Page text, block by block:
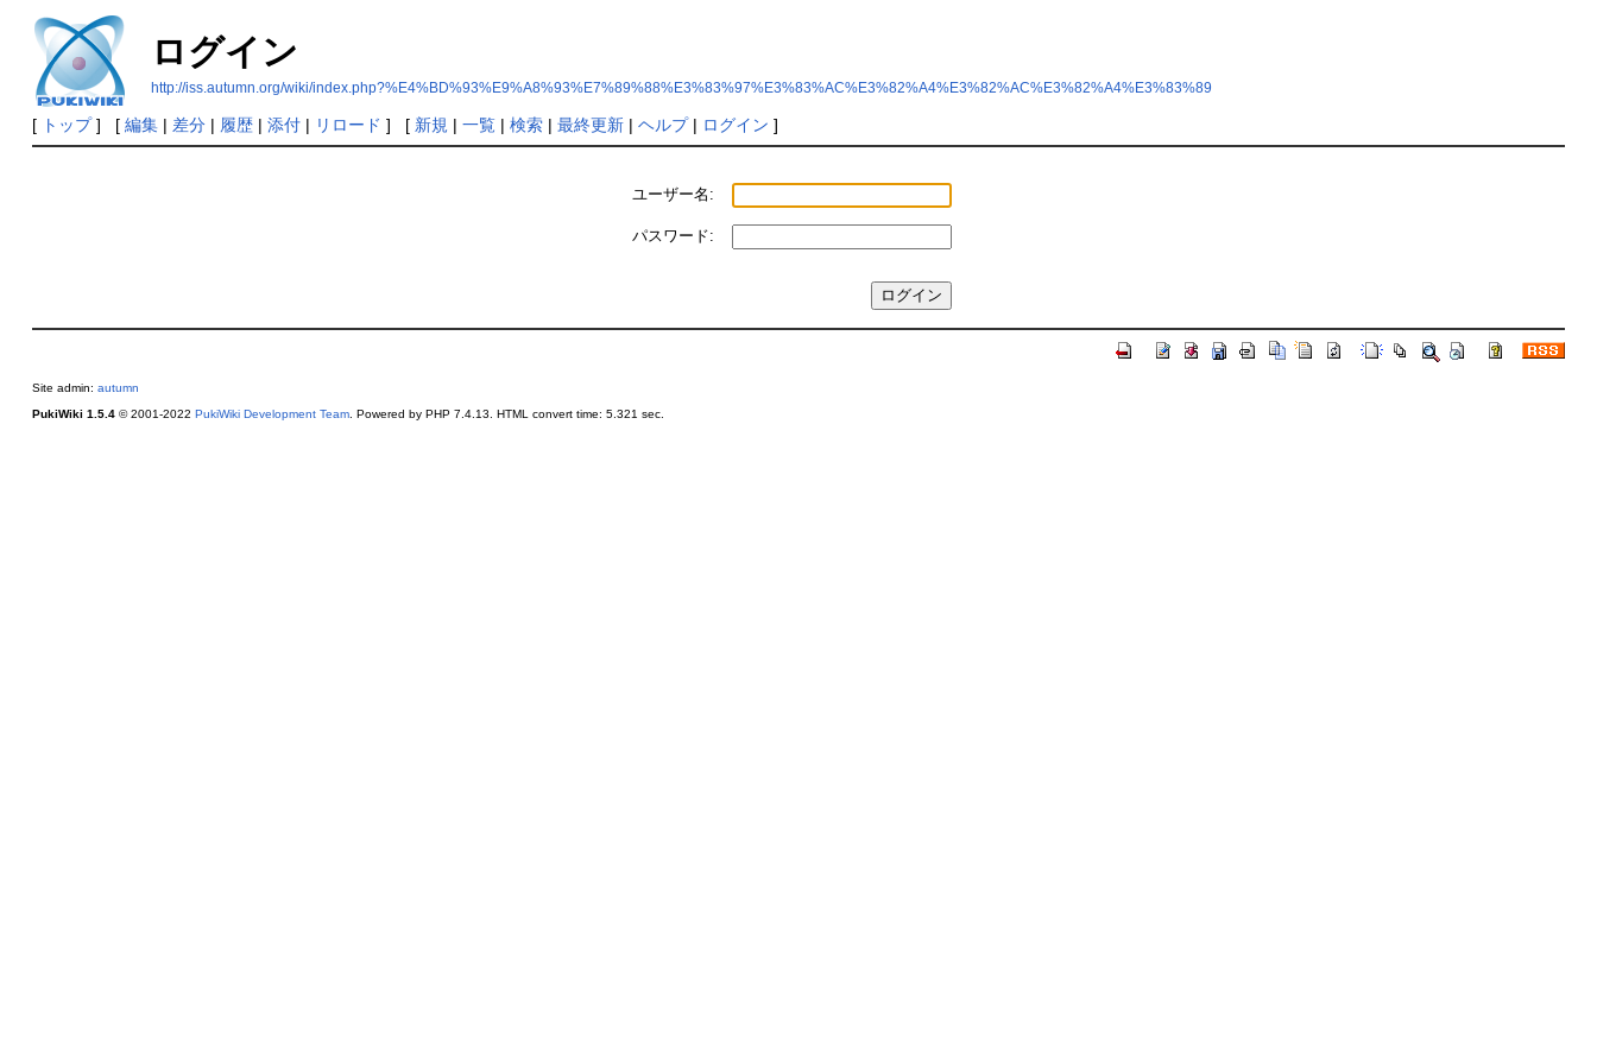
ログイン
http://iss.autumn.org/wiki/index.php?%E4%BD%93%E9%A8%93%E7%89%88%E3%83%97%E3%83%AC%E3%82%A4%E3%82%AC%E3%82%A4%E3%83%89
[ トップ] [ 編集| 差分| 履歴| 添付| リロード ] [ 新規 | 一覧| 検索| 最終更新| ヘルプ| ログイン ]
ユーザー名:
パスワード:
Site admin: autumn
PukiWiki 1.5.4© 2001-2022 PukiWiki Development Team. Powered by PHP 7.4.13. HTML convert time: 5.321 sec.